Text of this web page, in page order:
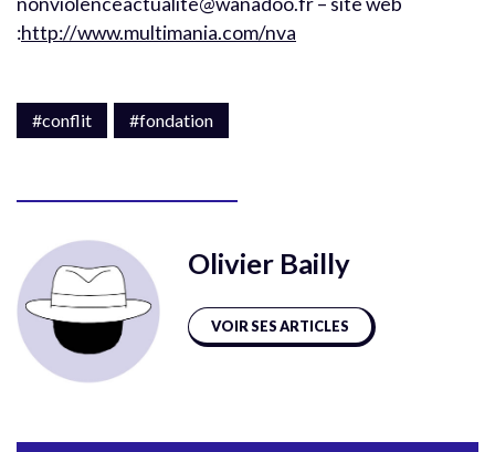
:http://www.multimania.com/nva
#conflit #fondation
Olivier Bailly
VOIR SES ARTICLES